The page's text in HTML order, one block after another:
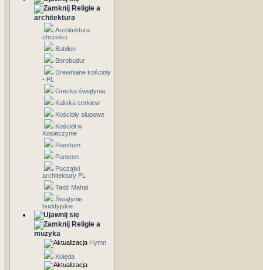
Religie a
architektura
Architektura
chrześci.
Babilon
Borobudur
Drewniane kościoły
- PL
Grecka świątynia
Kaliska cerkiew
Kościoły słupowe
Kościół w
Kosieczynie
Paestum
Panteon
Początki
architektury PL
Tadż Mahal
Świątynie
buddyjskie
Religie a
muzyka
Hymn
Kolęda